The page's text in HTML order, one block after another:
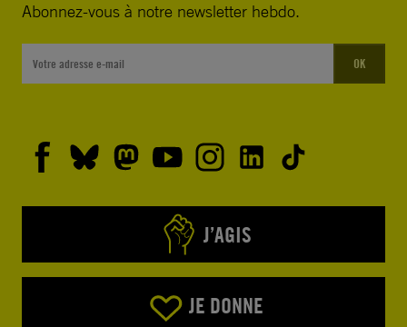
Abonnez-vous à notre newsletter hebdo.
OK
J’AGIS
JE DONNE